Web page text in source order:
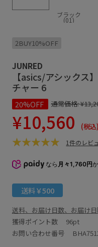
ブラック
(01)
2BUY10%OFF
JUNRED
【asics/アシックス
チャー 6
20%OFF 通常価格:
¥10,560 (税込)
1件のレビ
なら 月々1,760円
送料￥500
送料、お届け日数、お届け
獲得ポイント数 96pt
お問い合わせ番号